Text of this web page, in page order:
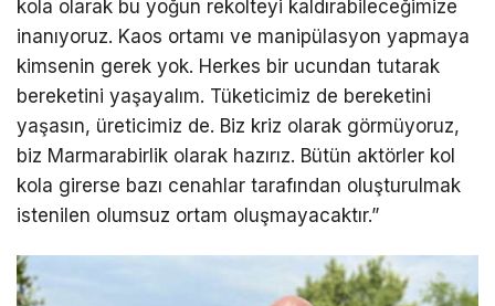
kola olarak bu yoğun rekolteyi kaldırabileceğimize
inanıyoruz. Kaos ortamı ve manipülasyon yapmaya
kimsenin gerek yok. Herkes bir ucundan tutarak
bereketini yaşayalım. Tüketicimiz de bereketini
yaşasın, üreticimiz de. Biz kriz olarak görmüyoruz,
biz Marmarabirlik olarak hazırız. Bütün aktörler kol
kola girerse bazı cenahlar tarafından oluşturulmak
istenilen olumsuz ortam oluşmayacaktır.”